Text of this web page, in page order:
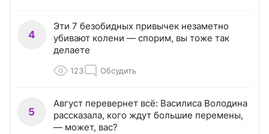
4
Эти 7 безобидных привычек незаметно
убивают колени — спорим, вы тоже так
делаете
123 Обсудить
5
Август перевернет всё: Василиса Володина
рассказала, кого ждут большие перемены,
— может, вас?